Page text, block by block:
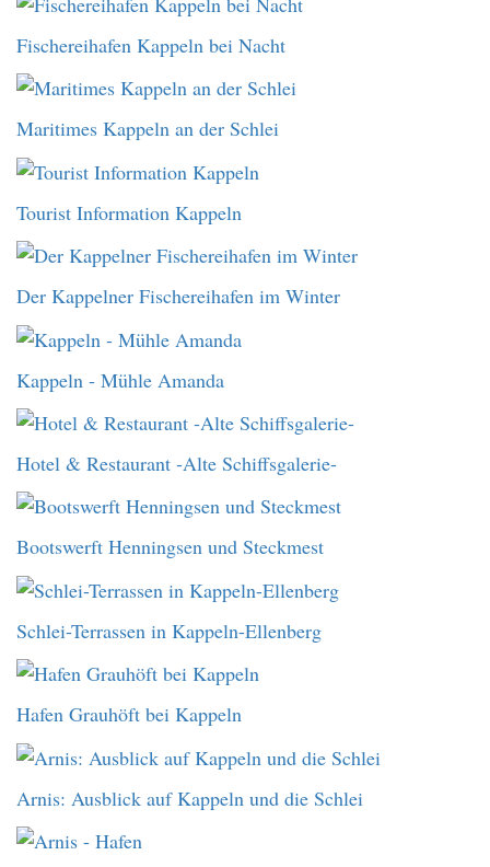
Fischereihafen Kappeln bei Nacht
Maritimes Kappeln an der Schlei
Tourist Information Kappeln
Der Kappelner Fischereihafen im Winter
Kappeln - Mühle Amanda
Hotel & Restaurant -Alte Schiffsgalerie-
Bootswerft Henningsen und Steckmest
Schlei-Terrassen in Kappeln-Ellenberg
Hafen Grauhöft bei Kappeln
Arnis: Ausblick auf Kappeln und die Schlei